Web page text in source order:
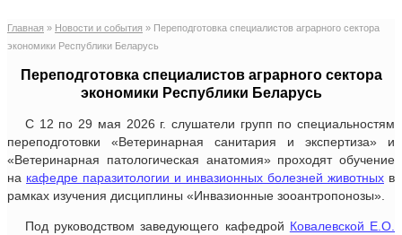
Главная » Новости и события » Переподготовка специалистов аграрного сектора
экономики Республики Беларусь
Переподготовка специалистов аграрного сектора
экономики Республики Беларусь
С 12 по 29 мая 2026 г. слушатели групп по специальностям
переподготовки «Ветеринарная санитария и экспертиза» и
«Ветеринарная патологическая анатомия» проходят обучение
на кафедре паразитологии и инвазионных болезней животных в
рамках изучения дисциплины «Инвазионные зооантропонозы».
Под руководством заведующего кафедрой Ковалевской Е.О.